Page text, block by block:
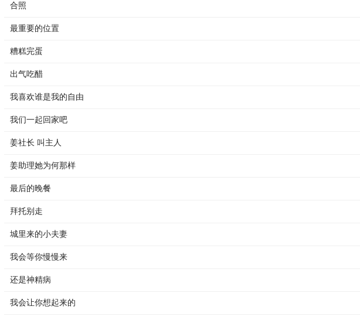
合照
最重要的位置
糟糕完蛋
出气吃醋
我喜欢谁是我的自由
我们一起回家吧
姜社长 叫主人
姜助理她为何那样
最后的晚餐
拜托别走
城里来的小夫妻
我会等你慢慢来
还是神精病
我会让你想起来的